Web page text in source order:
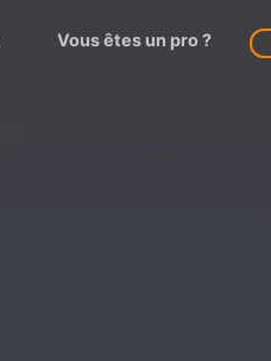
Vous êtes un pro ?